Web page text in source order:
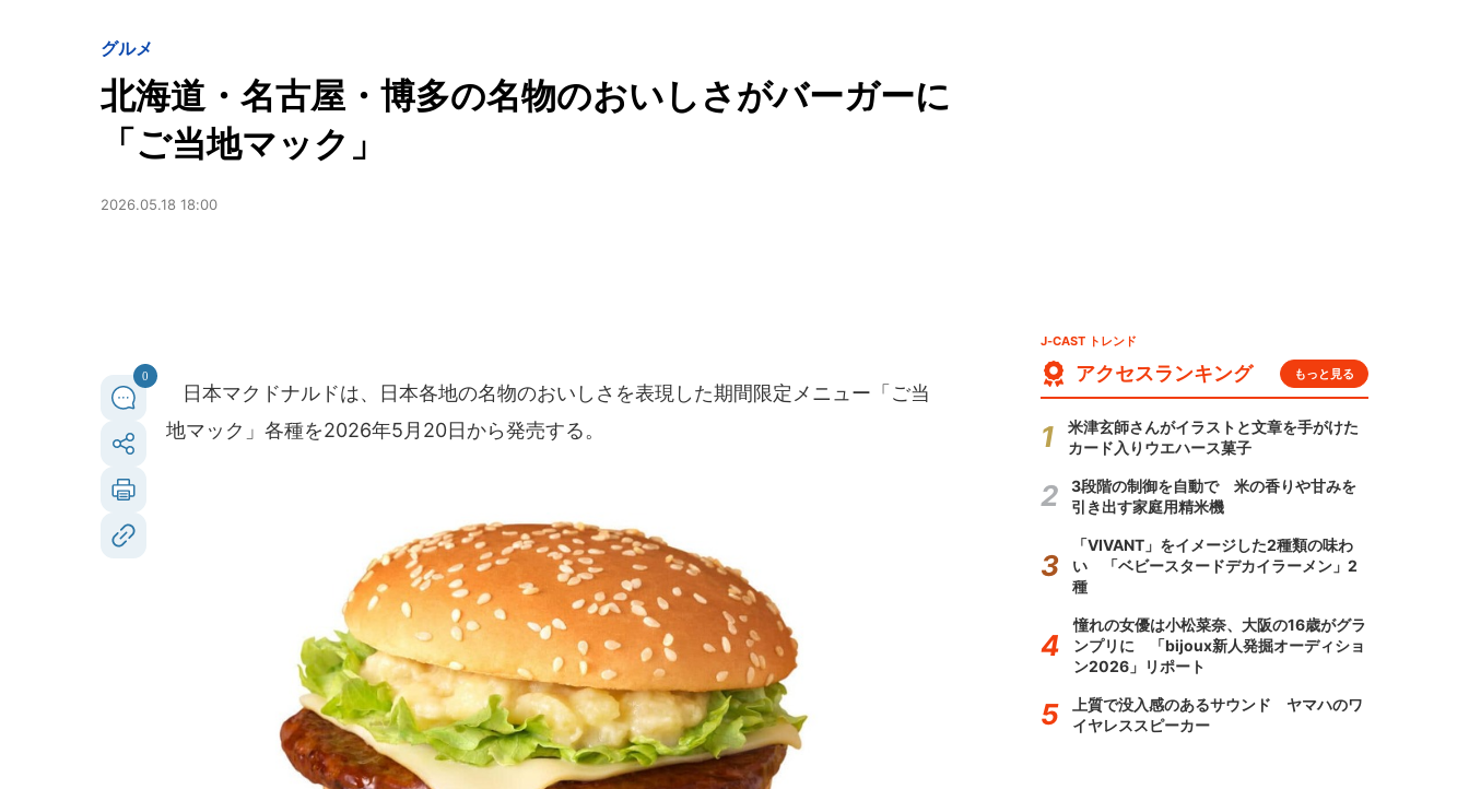
グルメ
北海道・名古屋・博多の名物のおいしさがバーガーに
「ご当地マック」
2026.05.18 18:00
0
日本マクドナルドは、日本各地の名物のおいしさを表現した期間限定メニュー「ご当
地マック」各種を2026年5月20日から発売する。
J-CAST トレンド
アクセスランキング もっと見る
米津玄師さんがイラストと文章を手がけた
カード入りウエハース菓子
3段階の制御を自動で 米の香りや甘みを
引き出す家庭用精米機
「VIVANT」をイメージした2種類の味わ
い 「ベビースタードデカイラーメン」2
種
憧れの女優は小松菜奈、大阪の16歳がグラ
ンプリに 「bijoux新人発掘オーディショ
ン2026」リポート
上質で没入感のあるサウンド ヤマハのワ
イヤレススピーカー